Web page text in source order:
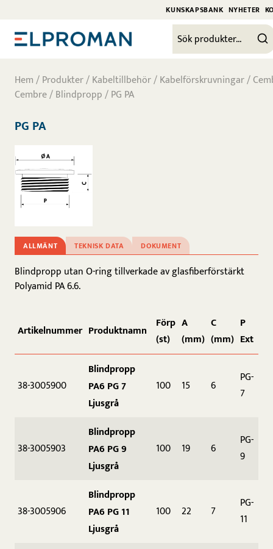
KUNSKAPSBANK NYHETER
Hem/Produkter/Kabeltillbehör/Kabelförskruvningar/
Cembre/Blindpropp/ PG PA
PG PA
ALLMÄNT TEKNISK DATA DOKUMENT
Blindpropp utan O-ring tillverkade av glasfiberförstärkt
Polyamid PA 6.6.
Artikelnummer Produktnamn
Förp
(st)
A
(mm)
C
(mm)
P
Ext
38-3005900
Blindpropp
PA6 PG 7
Ljusgrå
100 15 6
PG-
7
38-3005903
Blindpropp
PA6 PG 9
Ljusgrå
100 19 6
PG-
9
38-3005906
Blindpropp
PA6 PG 11
Ljusgrå
100 22 7
PG-
11